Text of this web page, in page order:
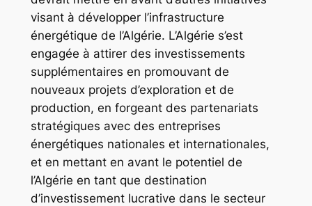
visant à développer l’infrastructure
énergétique de l’Algérie. L’Algérie s’est
engagée à attirer des investissements
supplémentaires en promouvant de
nouveaux projets d’exploration et de
production, en forgeant des partenariats
stratégiques avec des entreprises
énergétiques nationales et internationales,
et en mettant en avant le potentiel de
l’Algérie en tant que destination
d’investissement lucrative dans le secteur